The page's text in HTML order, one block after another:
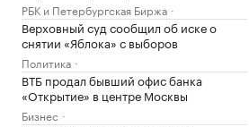
РБК и Петербургская Биржа
Верховный суд сообщил об иске о
снятии «Яблока» с выборов
Политика
ВТБ продал бывший офис банка
«Открытие» в центре Москвы
Бизнес